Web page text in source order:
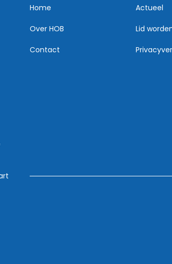
Home Actueel
Over HOB Lid
Contact